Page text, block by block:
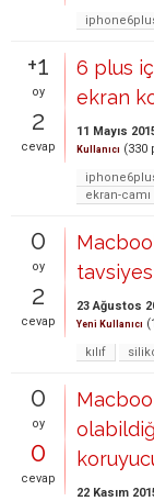
+1
oy
2
cevap
6 plus
ekran
11 Mayıs
Kullanıcı (330
ekran-camı
0
oy
2
cevap
23 Ağustos
Yeni Kullanıcı (
kılıf
0
oy
0
cevap
22 Kasım